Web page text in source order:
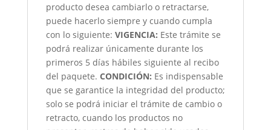
producto desea cambiarlo o retractarse,
puede hacerlo siempre y cuando cumpla
con lo siguiente: VIGENCIA: Este trámite se
podrá realizar únicamente durante los
primeros 5 días hábiles siguiente al recibo
del paquete. CONDICIÓN: Es indispensable
que se garantice la integridad del producto;
solo se podrá iniciar el trámite de cambio o
retracto, cuando los productos no